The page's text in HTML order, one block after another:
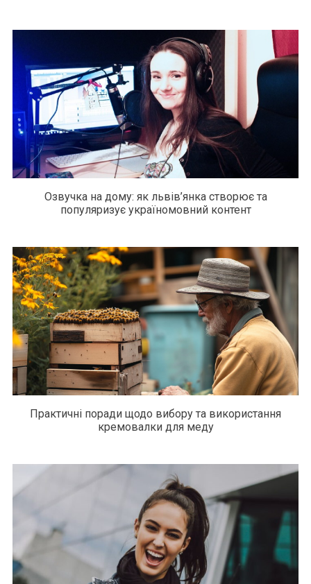
Озвучка на дому: як львів’янка створює та
популяризує україномовний контент
Практичні поради щодо вибору та використання
кремовалки для меду